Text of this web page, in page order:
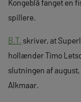
Kongeblå fanget en
spillere.
B.T. skriver, at
hollænder Timo
slutningen af
Alkmaar.